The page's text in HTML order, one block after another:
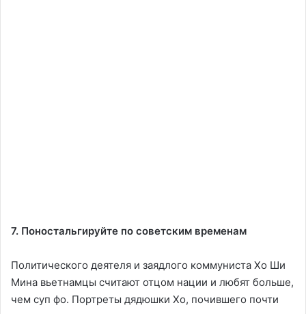
7. Поностальгируйте по советским временам
Политического деятеля и заядлого коммуниста Хо Ши
Мина вьетнамцы считают отцом нации и любят больше,
чем суп фо. Портреты дядюшки Хо, почившего почти